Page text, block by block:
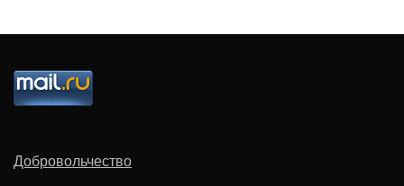
Добровольчество